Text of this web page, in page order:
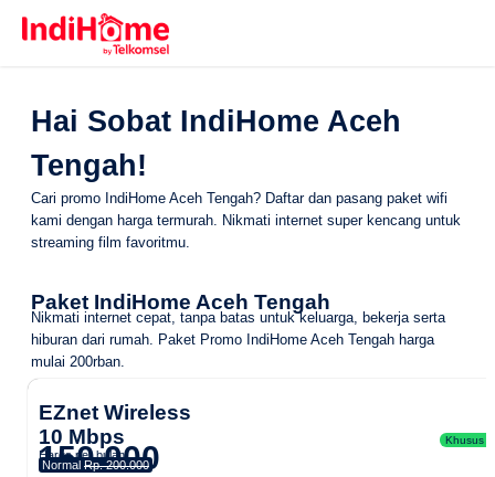
Hai Sobat IndiHome Aceh
Tengah!
Cari promo IndiHome Aceh Tengah? Daftar dan pasang paket wifi
kami dengan harga termurah. Nikmati internet super kencang untuk
streaming film favoritmu.
Paket IndiHome Aceh Tengah
Nikmati internet cepat, tanpa batas untuk keluarga, bekerja serta
hiburan dari rumah. Paket Promo IndiHome Aceh Tengah harga
mulai 200rban.
EZnet Wireless
10 Mbps
Harga per bulan
150.000
Normal Rp. 200.000
Khusus